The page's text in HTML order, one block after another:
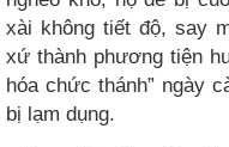
xài không tiết độ, say
xứ thành phương tiện
hóa chức thánh” ngày
bị lạm dụng.